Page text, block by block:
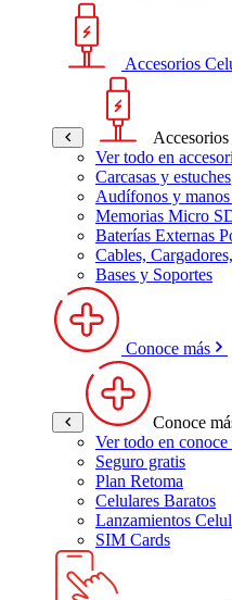
Accesorios
Ver todo en
Carcasas y estuches
Audífonos y
Memorias Micro
Baterías Externas
Cables,
Bases y Soportes
Conoce más
Conoce
Ver todo en conoce
Seguro gratis
Plan Retoma
Celulares Baratos
Lanzamientos
SIM Cards